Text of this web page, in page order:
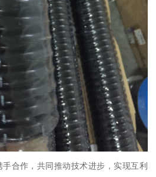
合作，共同推动技术进步，实现互利